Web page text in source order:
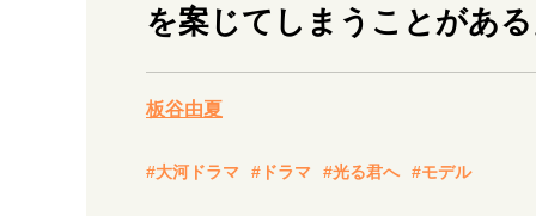
を案じてしまうことがある
板谷由夏
#大河ドラマ #ドラマ #光る君へ #モデル